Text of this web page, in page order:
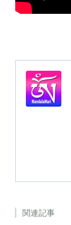
関連記事